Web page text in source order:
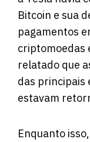
Bitcoin e sua
pagamentos
criptomoedas
relatado que
das principais
estavam
Enquanto